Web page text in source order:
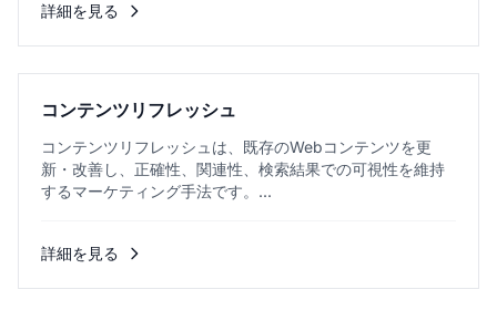
詳細を見る
コンテンツリフレッシュ
コンテンツリフレッシュは、既存のWebコンテンツを更
新・改善し、正確性、関連性、検索結果での可視性を維持
するマーケティング手法です。...
詳細を見る